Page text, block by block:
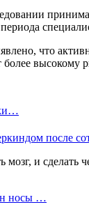
что
более
и сделать
носы …